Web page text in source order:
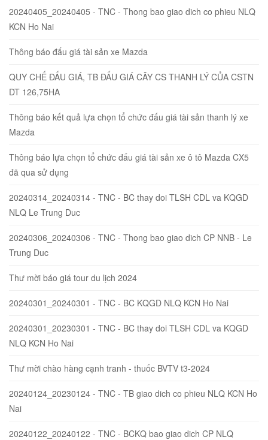
20240405_20240405 - TNC - Thong bao giao dich co phieu NLQ
KCN Ho Nai
Thông báo đấu giá tài sản xe Mazda
QUY CHẾ ĐẤU GIÁ, TB ĐẤU GIÁ CÂY CS THANH LÝ CỦA CSTN
DT 126,75HA
Thông báo kết quả lựa chọn tổ chức đấu giá tài sản thanh lý xe
Mazda
Thông báo lựa chọn tổ chức đấu giá tài sản xe ô tô Mazda CX5
đã qua sử dụng
20240314_20240314 - TNC - BC thay doi TLSH CDL va KQGD
NLQ Le Trung Duc
20240306_20240306 - TNC - Thong bao giao dich CP NNB - Le
Trung Duc
Thư mời báo giá tour du lịch 2024
20240301_20240301 - TNC - BC KQGD NLQ KCN Ho Nai
20240301_20230301 - TNC - BC thay doi TLSH CDL va KQGD
NLQ KCN Ho Nai
Thư mời chào hàng cạnh tranh - thuốc BVTV t3-2024
20240124_20230124 - TNC - TB giao dich co phieu NLQ KCN Ho
Nai
20240122_20240122 - TNC - BCKQ bao giao dich CP NLQ